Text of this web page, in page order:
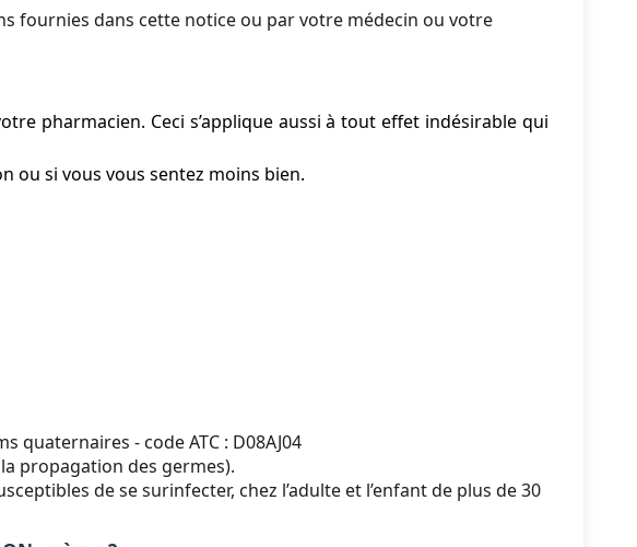
fournies dans cette notice ou par votre médecin ou votre
pharmacien. Ceci s’applique aussi à tout effet indésirable qui
ou si vous vous sentez moins bien.
quaternaires - code ATC : D08AJ04
propagation des germes).
de se surinfecter, chez l’adulte et l’enfant de plus de 30